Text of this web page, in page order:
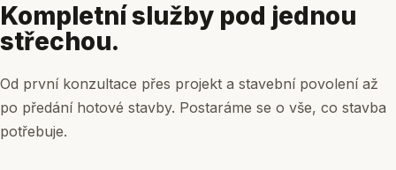
Kompletní služby pod jednou
střechou.
Od první konzultace přes projekt a stavební povolení až
po předání hotové stavby. Postaráme se o vše, co stavba
potřebuje.